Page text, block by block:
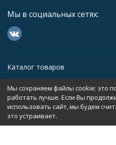
Мы в социальных сетях:
Каталог товаров
Помощь
Политика персональных данных
Мы сохраняем файлы cookie: это
работать лучше. Если Вы
использовать сайт, мы будем
это устраивает.